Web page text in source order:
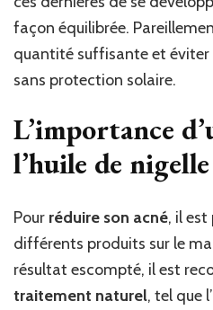
façon équilibrée.
quantité suffisante et éviter
sans protection solaire.
L’importance
l’huile de nigelle
Pour réduire son acné, il
différents produits sur le
résultat escompté, il est
traitement naturel, tel que l’